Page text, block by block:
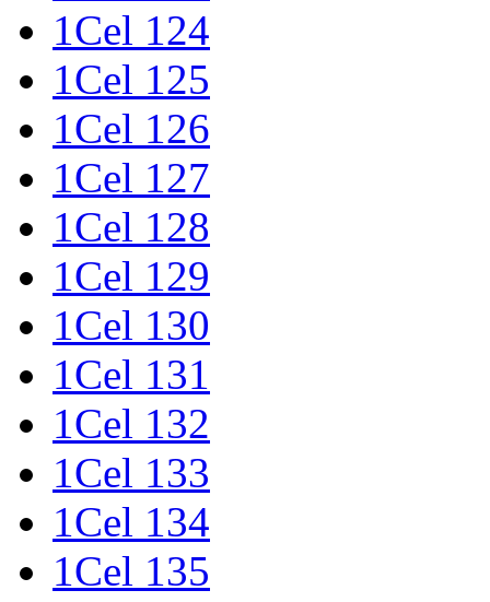
1Cel 124
1Cel 125
1Cel 126
1Cel 127
1Cel 128
1Cel 129
1Cel 130
1Cel 131
1Cel 132
1Cel 133
1Cel 134
1Cel 135